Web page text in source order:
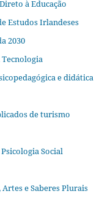
à Educação
Estudos Irlandeses
2030
Tecnologia
e didática
de turismo
Social
e Saberes Plurais